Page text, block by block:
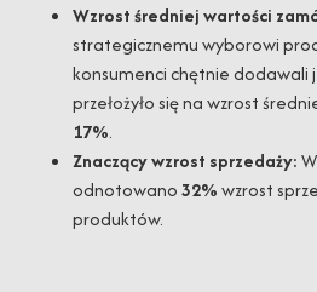
Wzrost średniej wartości
strategicznemu wyborowi
konsumenci chętnie dodawali
przełożyło się na wzrost
17%.
Znaczący wzrost sprzedaży:
odnotowano32%wzrost
produktów.